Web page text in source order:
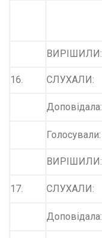
ВИРІШИЛИ:
16. СЛУХАЛИ:
Доповідала:
Голосували:
ВИРІШИЛИ:
17. СЛУХАЛИ:
Доповідала: